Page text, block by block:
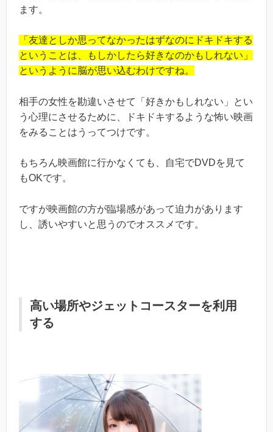
ます。
「友達としか思ってなかったはずなのにドキドキする
ということは、もしかしたら好きなのかもしれない」
というように脳が思い込むわけですね。
相手の女性を勘違いさせて「好きかもしれない」とい
う心理にさせるために、ドキドキするような怖い映画
をみることはうってつけです。
もちろん映画館に行かなくても、自宅でDVDを見て
もOKです。
ですが映画館の方が臨場感があって迫力があります
し、誘いやすいと思うのでオススメです。
高い場所やジェットコースターを利用
する